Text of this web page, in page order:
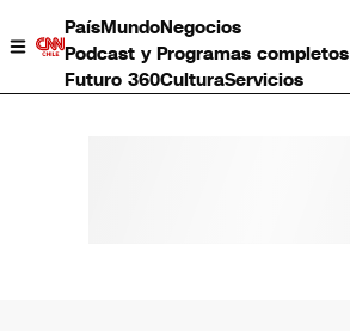
PaísMundoNegocios
Podcast y Programas completos
Futuro 360CulturaServicios